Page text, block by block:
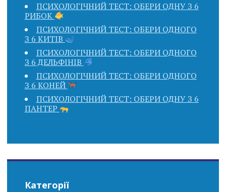
ПСИХОЛОГІЧНИЙ ТЕСТ: ОБЕРИ ОДНУ З 6
РИБОК
ПСИХОЛОГІЧНИЙ ТЕСТ: ОБЕРИ ОДНОГО
З 6 КИТІВ
ПСИХОЛОГІЧНИЙ ТЕСТ: ОБЕРИ ОДНОГО
З 6 ДЕЛЬФІНІВ
ПСИХОЛОГІЧНИЙ ТЕСТ: ОБЕРИ ОДНОГО
З 6 КОНЕЙ
ПСИХОЛОГІЧНИЙ ТЕСТ: ОБЕРИ ОДНУ З 6
ПАНТЕР
Категорії